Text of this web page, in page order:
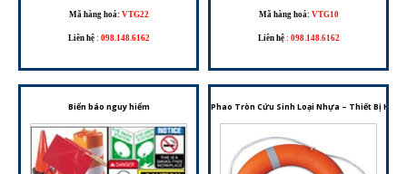
Mã hàng hoá: VTG22
Liên hệ : 098.148.6162
Mã hàng hoá: VTG10
Liên hệ : 098.148.6162
Biển báo nguy hiểm Phao Tròn Cứu Sinh Loại Nhựa – Thiết Bị Hỗ